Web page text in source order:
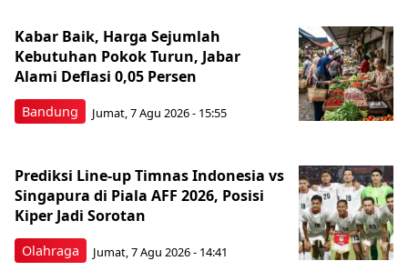
Bandung
Kabar Baik, Harga Sejumlah
Kebutuhan Pokok Turun, Jabar
Alami Deflasi 0,05 Persen
Jumat, 7 Agu 2026 - 15:55
Olahraga
Prediksi Line-up Timnas Indonesia vs
Singapura di Piala AFF 2026, Posisi
Kiper Jadi Sorotan
Jumat, 7 Agu 2026 - 14:41